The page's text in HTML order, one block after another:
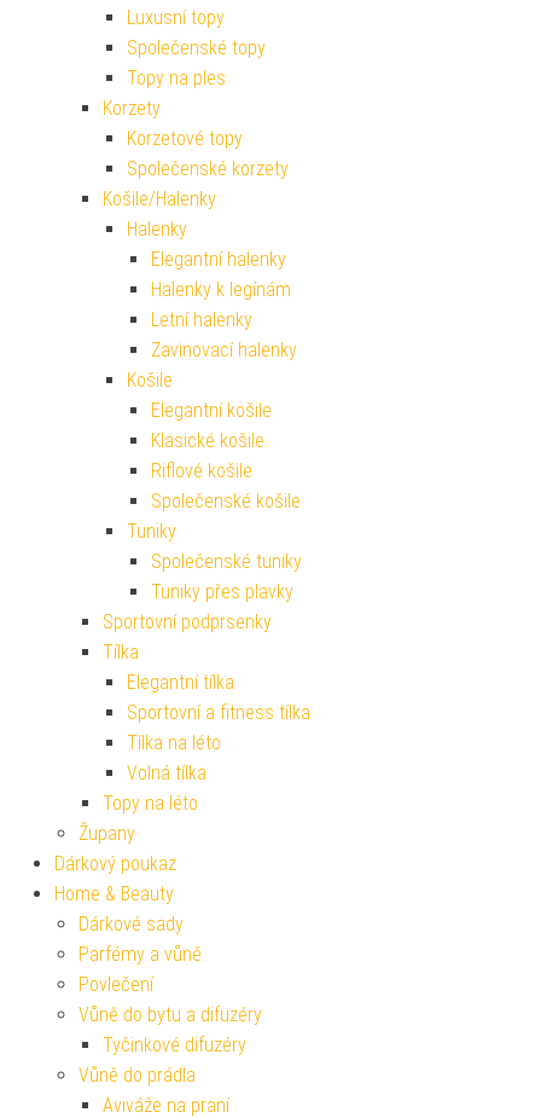
Luxusní topy
Společenské topy
Topy na ples
Korzety
Korzetové topy
Společenské korzety
Košile/Halenky
Halenky
Elegantní halenky
Halenky k legínám
Letní halenky
Zavinovací halenky
Košile
Elegantní košile
Klasické košile
Riflové košile
Společenské košile
Tuniky
Společenské tuniky
Tuniky přes plavky
Sportovní podprsenky
Tílka
Elegantní tílka
Sportovní a fitness tílka
Tílka na léto
Volná tílka
Topy na léto
Župany
Dárkový poukaz
Home & Beauty
Dárkové sady
Parfémy a vůně
Povlečení
Vůně do bytu a difuzéry
Tyčinkové difuzéry
Vůně do prádla
Aviváže na praní